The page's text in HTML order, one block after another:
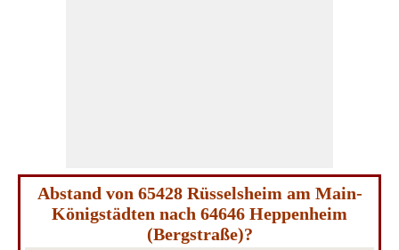
Abstand von 65428 Rüsselsheim am Main-
Königstädten nach 64646 Heppenheim
(Bergstraße)?